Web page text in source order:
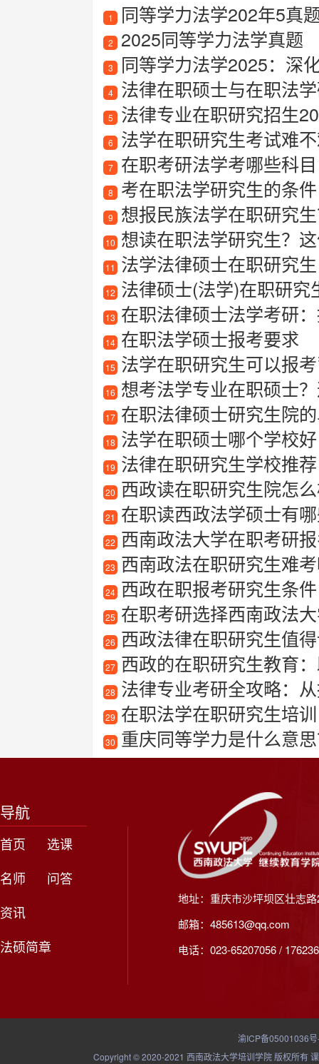
1 同等学力法学202年5真
2 2025同等学力法学真题
3 同等学力法学2025：深
4 法律在职硕士与在职法
5 法律专业在职研究招生
6 法学在职研究生考试难
7 在职考研法学考哪些科目
8 考在职法学研究生的条件
9 想报民族法学在职研究
10 想读在职法学研究生？这
11 法学法律硕士在职研究生
12 法律硕士(法学)在职研究
13 在职法律硕士法学考研
14 在职法学硕士报考要求
15 法学在职研究生可以报
16 想考法学专业在职硕士
17 在职法律硕士研究生院
18 法学在职硕士哪个学校好
19 法律在职研究生学校推荐
20 西政读在职研究生院怎
21 在职读西政法学硕士有
22 西南政法大学在职考研
23 西南政法在职研究生难
24 西政在职报考研究生条件
25 在职考研选择西南政法
26 西政法律在职研究生值
27 西政的在职研究生教育
28 法律专业考研全攻略：
29 在职法学在职研究生培训
30 重庆同等学力是什么意
导航
首页
选课
名师
问答
资讯
法硕简章
地址：重庆市沙坪坝区壮志
邮箱：485613@qq.com
电话：023-65207056 /
渝ICP备05001036
Copyright © 2020-2021 西南政法大学培训学院 版权所有